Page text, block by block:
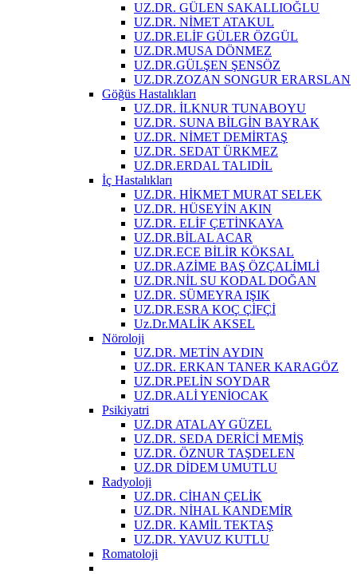
UZ.DR. GÜLEN SAKALLIOĞLU
UZ.DR. NİMET ATAKUL
UZ.DR.ELİF GÜLER ÖZGÜL
UZ.DR.MUSA DÖNMEZ
UZ.DR.GÜLŞEN ŞENSÖZ
UZ.DR.ZOZAN SONGUR ERARSLAN
Göğüs Hastalıkları
UZ.DR. İLKNUR TUNABOYU
UZ.DR. SUNA BİLGİN BAYRAK
UZ.DR. NİMET DEMİRTAŞ
UZ.DR. SEDAT ÜRKMEZ
UZ.DR.ERDAL TALIDİL
İç Hastalıkları
UZ.DR. HİKMET MURAT SELEK
UZ.DR. HÜSEYİN AKIN
UZ.DR. ELİF ÇETİNKAYA
UZ.DR.BİLAL ACAR
UZ.DR.ECE BİLİR KÖKSAL
UZ.DR.AZİME BAŞ ÖZÇALİMLİ
UZ.DR.NİL SU KODAL DOĞAN
UZ.DR. SÜMEYRA IŞIK
UZ.DR.ESRA KOÇ ÇİFÇİ
Uz.Dr.MALİK AKSEL
Nöroloji
UZ.DR. METİN AYDIN
UZ.DR. ERKAN TANER KARAGÖZ
UZ.DR.PELİN SOYDAR
UZ.DR.ALİ YENİOCAK
Psikiyatri
UZ.DR ATALAY GÜZEL
UZ.DR. SEDA DERİCİ MEMİŞ
UZ.DR. ÖZNUR TAŞDELEN
UZ.DR DİDEM UMUTLU
Radyoloji
UZ.DR. CİHAN ÇELİK
UZ.DR. NİHAL KANDEMİR
UZ.DR. KAMİL TEKTAŞ
UZ.DR. YAVUZ KUTLU
Romatoloji